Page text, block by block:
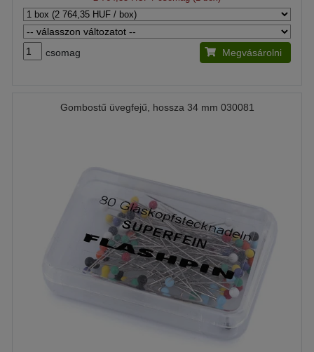
csomag Megvásárolni
Gombostű üvegfejű, hossza 34 mm 030081